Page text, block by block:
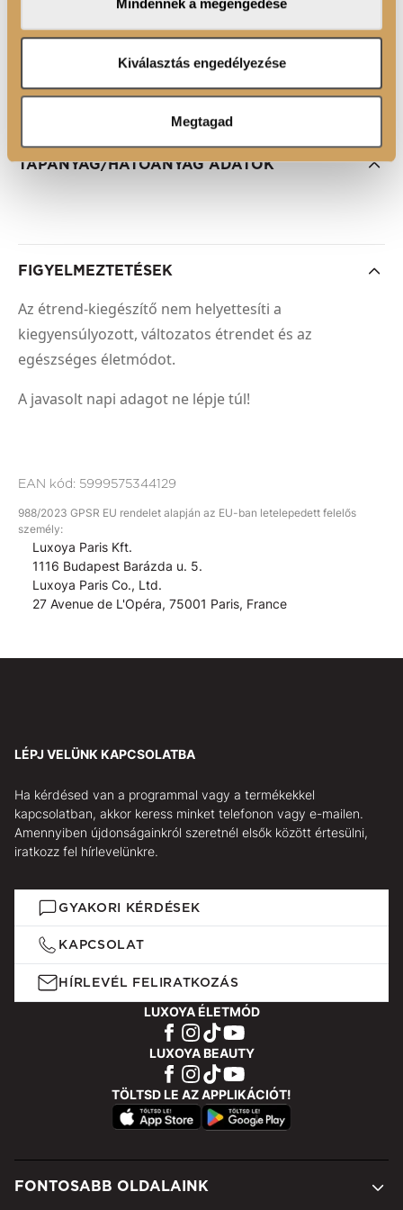
adatait, akik kombinálhatják az adatokat más olyan
adatokkal, amelyeket Ön adott meg számukra vagy az
Ön által használt más szolgáltatásokból gyűjtöttek.
Mindennek a megengedése
Kiválasztás engedélyezése
Megtagad
ÖSSZETEVŐK
TÁPANYAG/HATÓANYAG ADATOK
FIGYELMEZTETÉSEK
Az étrend-kiegészítő nem helyettesíti a
kiegyensúlyozott, változatos étrendet és az
egészséges életmódot.
A javasolt napi adagot ne lépje túl!
EAN kód: 5999575344129
988/2023 GPSR EU rendelet alapján az EU-ban letelepedett felelős
személy:
Luxoya Paris Kft.
1116 Budapest Barázda u. 5.
Luxoya Paris Co., Ltd.
27 Avenue de L'Opéra, 75001 Paris, France
LÉPJ VELÜNK KAPCSOLATBA
Ha kérdésed van a programmal vagy a termékekkel
kapcsolatban, akkor keress minket telefonon vagy e-mailen.
Amennyiben újdonságainkról szeretnél elsők között értesülni,
iratkozz fel hírlevelünkre.
GYAKORI KÉRDÉSEK
KAPCSOLAT
HÍRLEVÉL FELIRATKOZÁS
LUXOYA ÉLETMÓD
LUXOYA BEAUTY
TÖLTSD LE AZ APPLIKÁCIÓT!
FONTOSABB OLDALAINK